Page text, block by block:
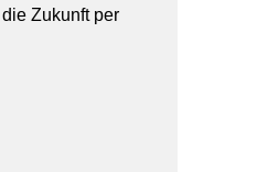
Zukunft per